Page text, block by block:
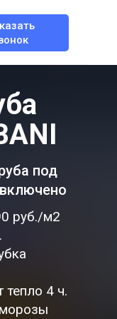
под
руб./м2
4 ч.